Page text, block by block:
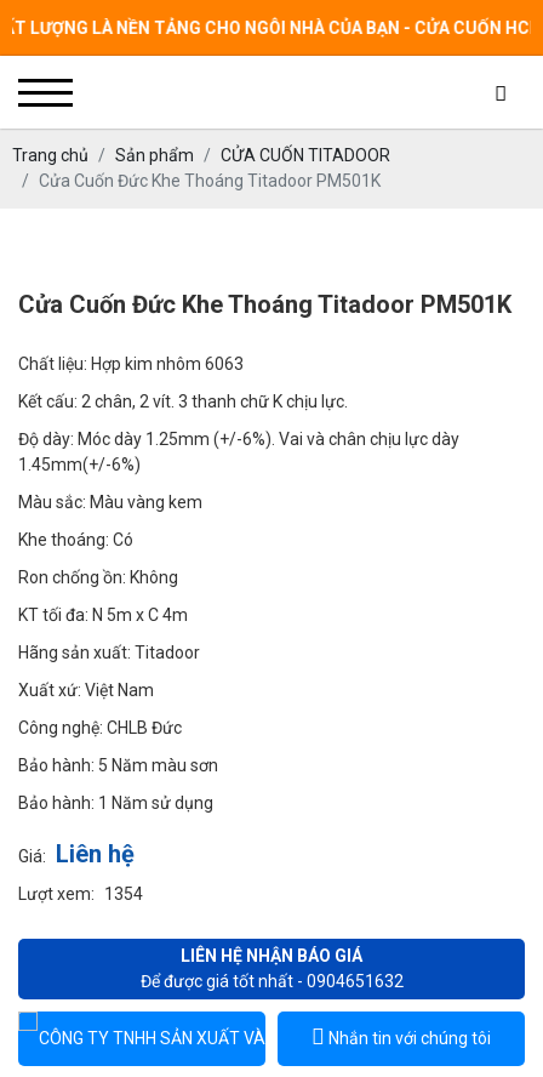
LÀ NỀN TẢNG CHO NGÔI NHÀ CỦA BẠN - CỬA CUỐN HCM
Trang chủ Sản phẩm
CỬA CUỐN TITADOOR
Cửa Cuốn Đức Khe Thoáng Titadoor PM501K
Cửa Cuốn Đức Khe Thoáng Titadoor PM501K
Chất liệu: Hợp kim nhôm 6063
Kết cấu: 2 chân, 2 vít. 3 thanh chữ K chịu lực.
Độ dày: Móc dày 1.25mm (+/-6%). Vai và chân chịu lực dày
1.45mm(+/-6%)
Màu sắc: Màu vàng kem
Khe thoáng: Có
Ron chống ồn: Không
KT tối đa: N 5m x C 4m
Hãng sản xuất: Titadoor
Xuất xứ: Việt Nam
Công nghệ: CHLB Đức
Bảo hành: 5 Năm màu sơn
Bảo hành: 1 Năm sử dụng
Giá: Liên hệ
Lượt xem: 1354
LIÊN HỆ NHẬN BÁO GIÁ
Để được giá tốt nhất - 0904651632
Nhắn tin với chúng tôi